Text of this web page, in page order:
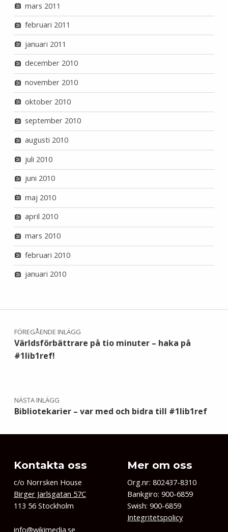
mars 2011
februari 2011
januari 2011
december 2010
november 2010
oktober 2010
september 2010
augusti 2010
juli 2010
juni 2010
maj 2010
april 2010
mars 2010
februari 2010
januari 2010
Inläggsnavigering
FÖREGÅENDE INLÄGG
Världsförbättrare på tio minuter – haka på
#1lib1ref!
NÄSTA INLÄGG
Bibliotekarier – var med och bidra till #1lib1ref
Kontakta oss
c/o Norrsken House
Birger Jarlsgatan 57C
113 56 Stockholm
info@wikimedia.se
Mer om oss
Org.nr: 802437-8310
Bankgiro: 900-6859
Swish: 900-6859
Integritetspolicy